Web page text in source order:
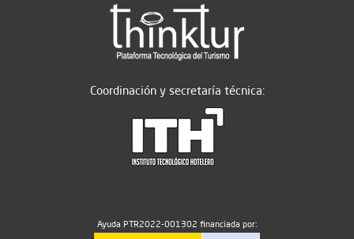
Coordinación y secretaría técnica:
Ayuda PTR2022-001302 financiada por: